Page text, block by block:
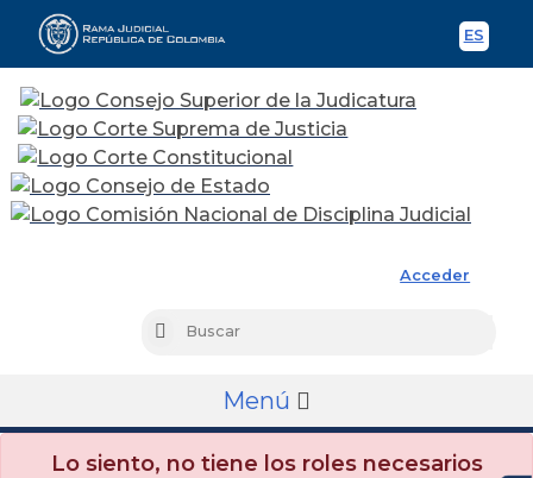
ES
Acceder
Buscar
Menú
Lo siento, no tiene los roles necesarios